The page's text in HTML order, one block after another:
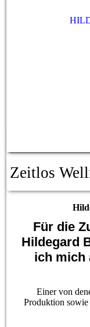
Zeitlos
Für die
Hildegard
ich mich
Einer von
Produktion